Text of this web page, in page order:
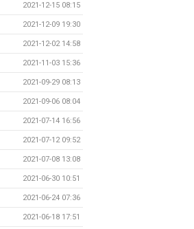
2021-12-15 08:15
2021-12-09 19:30
2021-12-02 14:58
2021-11-03 15:36
2021-09-29 08:13
2021-09-06 08:04
2021-07-14 16:56
2021-07-12 09:52
2021-07-08 13:08
2021-06-30 10:51
2021-06-24 07:36
2021-06-18 17:51